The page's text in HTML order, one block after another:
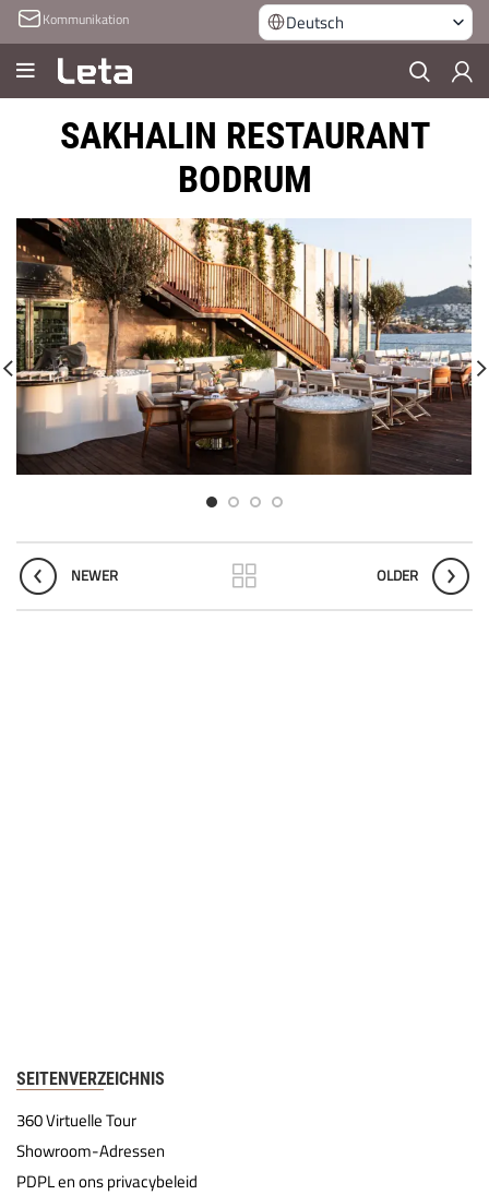
Kommunikation Deutsch
SAKHALIN RESTAURANT
BODRUM
NEWER OLDER
SEITENVERZEICHNIS
360 Virtuelle Tour
Showroom-Adressen
PDPL en ons privacybeleid